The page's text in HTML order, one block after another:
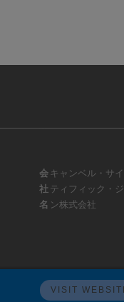
会
社
名
キャンベル・サ
ティフィック・
ン株式会社
VISIT